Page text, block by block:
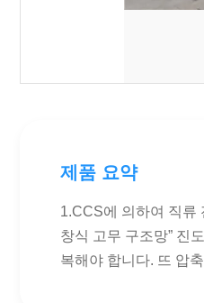
제품 요약
1.CCS에 의하여 직류
창식 고무 구조망” 진
복해야 합니다. 뜨 압